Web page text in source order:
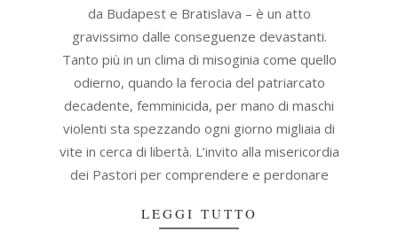
da Budapest e Bratislava – è un atto
gravissimo dalle conseguenze devastanti.
Tanto più in un clima di misoginia come quello
odierno, quando la ferocia del patriarcato
decadente, femminicida, per mano di maschi
violenti sta spezzando ogni giorno migliaia di
vite in cerca di libertà. L’invito alla misericordia
dei Pastori per comprendere e perdonare
LEGGI TUTTO